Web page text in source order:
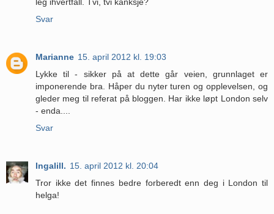
Svar
Marianne 15. april 2012 kl. 19:03
Lykke til - sikker på at dette går veien, grunnlaget er
imponerende bra. Håper du nyter turen og opplevelsen, og
gleder meg til referat på bloggen. Har ikke løpt London selv
- enda....
Svar
Ingalill. 15. april 2012 kl. 20:04
Tror ikke det finnes bedre forberedt enn deg i London til
helga!